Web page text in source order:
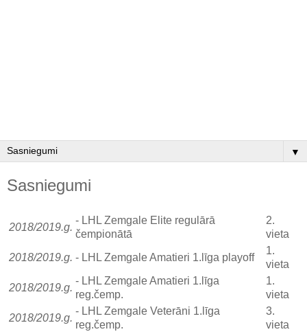
▼
Sasniegumi
2018/2019.g.
- LHL Zemgale Elite regulārā
čempionātā
2.
vieta
2018/2019.g. - LHL Zemgale Amatieri 1.līga playoff
1.
vieta
2018/2019.g.
- LHL Zemgale Amatieri 1.līga
reg.čemp.
1.
vieta
2018/2019.g.
- LHL Zemgale Veterāni 1.līga
reg.čemp.
3.
vieta